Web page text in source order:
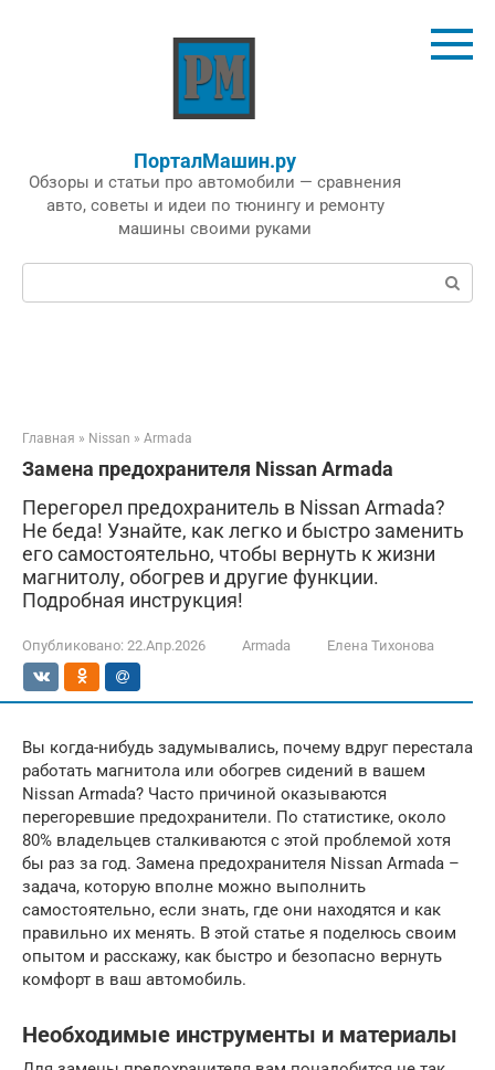
ПорталМашин.ру
Обзоры и статьи про автомобили — сравнения
авто, советы и идеи по тюнингу и ремонту
машины своими руками
Поиск:
Главная » Nissan » Armada
Замена предохранителя Nissan Armada
Перегорел предохранитель в Nissan Armada?
Не беда! Узнайте, как легко и быстро заменить
его самостоятельно, чтобы вернуть к жизни
магнитолу, обогрев и другие функции.
Подробная инструкция!
Опубликовано: 22.Апр.2026 Armada Елена Тихонова
Вы когда-нибудь задумывались, почему вдруг перестала
работать магнитола или обогрев сидений в вашем
Nissan Armada? Часто причиной оказываются
перегоревшие предохранители. По статистике, около
80% владельцев сталкиваются с этой проблемой хотя
бы раз за год. Замена предохранителя Nissan Armada –
задача, которую вполне можно выполнить
самостоятельно, если знать, где они находятся и как
правильно их менять. В этой статье я поделюсь своим
опытом и расскажу, как быстро и безопасно вернуть
комфорт в ваш автомобиль.
Необходимые инструменты и материалы